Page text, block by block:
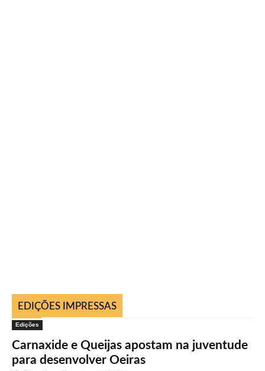
EDIÇÕES IMPRESSAS
Edições
Carnaxide e Queijas apostam na juventude
para desenvolver Oeiras